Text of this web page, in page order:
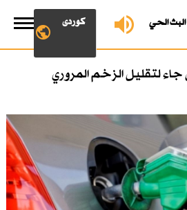
البث الحي کوردی
جاء لتقليل الزخم المروري